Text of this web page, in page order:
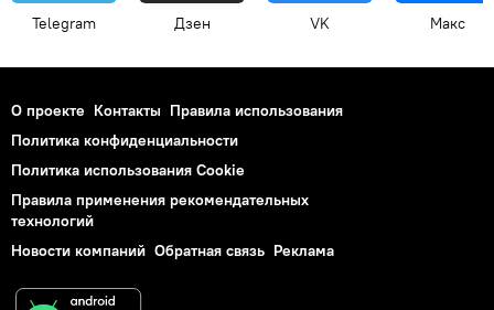
Telegram Дзен VK Макс
О проекте Контакты Правила использования
Политика конфиденциальности
Политика использования Cookie
Правила применения рекомендательных
технологий
Новости компаний Обратная связь Реклама